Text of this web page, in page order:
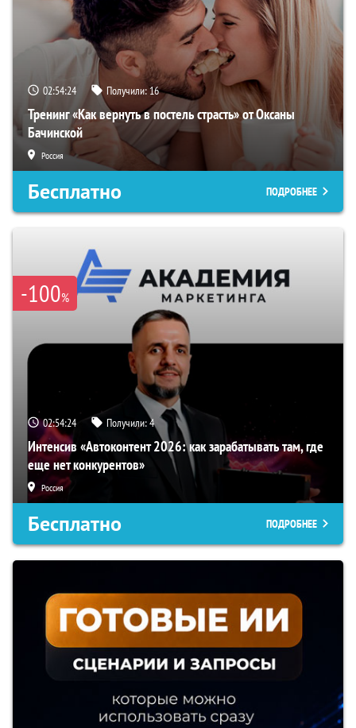
02:54:23 Получили:16
Тренинг «Как вернуть в постель страсть» от Оксаны
Бачинской
Россия
Бесплатно ПОДРОБНЕЕ
-100%
02:54:23 Получили:4
Интенсив «Автоконтент 2026: как зарабатывать там, где
еще нет конкурентов»
Россия
Бесплатно ПОДРОБНЕЕ